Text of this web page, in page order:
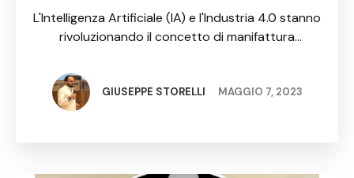
4.0
L'Intelligenza Artificiale (IA) e l'Industria 4.0 stanno
rivoluzionando il concetto di manifattura
nel cuore del Made in Italy non solo rinnova
settori storici, ma apre anche la …
GIUSEPPE STORELLI MAGGIO 7, 2023